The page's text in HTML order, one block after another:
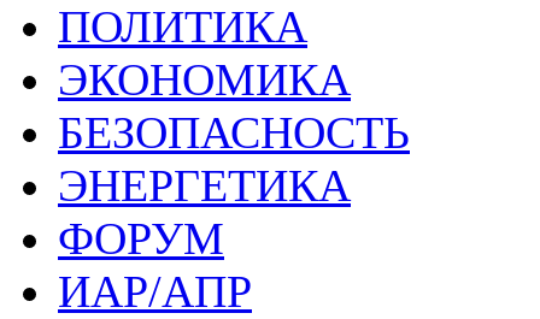
ПОЛИТИКА
ЭКОНОМИКА
БЕЗОПАСНОСТЬ
ЭНЕРГЕТИКА
ФОРУМ
ИАР/АПР